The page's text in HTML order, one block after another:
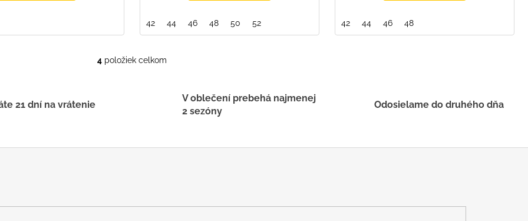
42 44 46 48 50 52 42 44 46 48
O
v
4 položiek celkom
21 dní na vrátenie
V oblečení prebehá najmenej
2 sezóny
Odosielame do druhého dňa